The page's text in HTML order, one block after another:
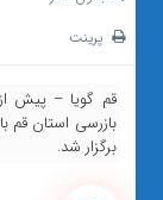
پرینت
قم گویا – پیش
بازرسی استان قم
برگزار شد.